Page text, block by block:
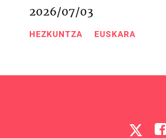
2026/07/03
HEZKUNTZA EUSKARA